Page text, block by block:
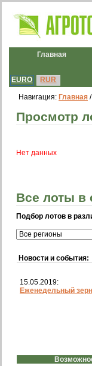
Главная
EURO RUR
Навигация: Главная /
Просмотр
Нет данных
Все лоты в
Подбор лотов в
Новости и события:
15.05.2019:
Еженедельный